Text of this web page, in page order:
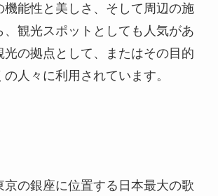
機能性と美しさ、そして周辺の施
、観光スポットとしても人気があ
光の拠点として、またはその目的
人々に利用されています。
京の銀座に位置する日本最大の歌